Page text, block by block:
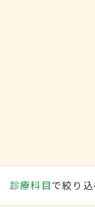
診療科目で絞り込